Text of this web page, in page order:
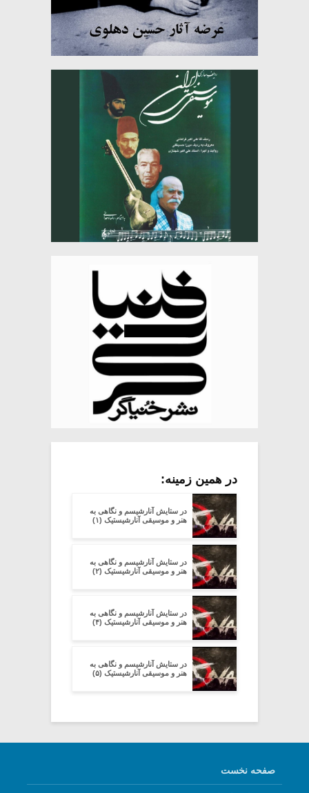
در همین زمینه:
در ستایش آنارشیسم و نگاهی به
هنر و موسیقی‌ آنارشیستیک (۱)
در ستایش آنارشیسم و نگاهی به
هنر و موسیقی‌ آنارشیستیک (۲)
در ستایش آنارشیسم و نگاهی به
هنر و موسیقی‌ آنارشیستیک (۴)
در ستایش آنارشیسم و نگاهی به
هنر و موسیقی‌ آنارشیستیک (۵)
صفحه نخست